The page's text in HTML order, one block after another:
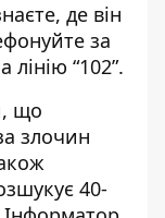
де він
за
лінію “102”.
що
злочин
40-